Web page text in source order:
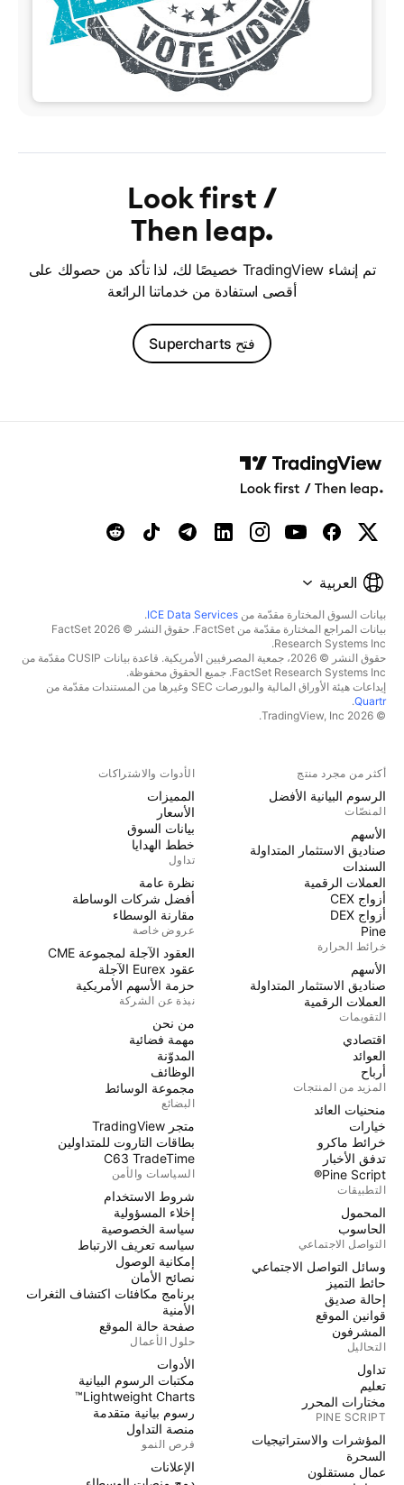
Look first
Then leap
تم إنشاء TradingView خصيصًا لك، لذا تأكد من حصولك على
أقصى استفادة من خدماتنا الرائعة
فتح Supercharts
العربية
بيانات السوق المختارة مقدّمة من ICE Data Services
.
بيانات المراجع المختارة مقدّمة من FactSet. حقوق النشر © 2026 FactSet
Research Systems Inc.
حقوق النشر © 2026، جمعية المصرفيين الأمريكية. قاعدة بيانات CUSIP مقدّمة من
FactSet Research Systems Inc. جميع الحقوق محفوظة.
إيداعات هيئة الأوراق المالية والبورصات SEC وغيرها من المستندات مقدّمة من
Quartr
.
© 2026 TradingView, Inc.
أكثر من مجرد منتج
الرسوم البيانية الأفضل
المنصّات
الأسهم
صناديق الاستثمار المتداولة
السندات
العملات الرقمية
أزواج CEX
أزواج DEX
Pine
خرائط الحرارة
الأسهم
صناديق الاستثمار المتداولة
العملات الرقمية
التقويمات
اقتصادي
العوائد
أرباح
المزيد من المنتجات
منحنيات العائد
خيارات
خرائط ماكرو
تدفق الأخبار
Pine Script®
التطبيقات
المحمول
الحاسوب
التواصل الاجتماعي
وسائل التواصل الاجتماعي
حائط التميز
إحالة صديق
قوانين الموقع
المشرفون
التحاليل
تداول
تعليم
مختارات المحرر
PINE SCRIPT
المؤشرات والاستراتيجيات
السحرة
عمال مستقلون
الأدوات والاشتراكات
المميزات
الأسعار
بيانات السوق
خطط الهدايا
تداول
نظرة عامة
أفضل شركات الوساطة
مقارنة الوسطاء
عروض خاصة
العقود الآجلة لمجموعة CME
عقود Eurex الآجلة
حزمة الأسهم الأمريكية
نبذة عن الشركة
من نحن
مهمة فضائية
المدوّنة
الوظائف
مجموعة الوسائط
البضائع
متجر TradingView
بطاقات التاروت للمتداولين
C63 TradeTime
السياسات والأمن
شروط الاستخدام
إخلاء المسؤولية
سياسة الخصوصية
سياسه تعريف الارتباط
إمكانية الوصول
نصائح الأمان
برنامج مكافئات اكتشاف الثغرات
الأمنية
صفحة حالة الموقع
حلول الأعمال
الأدوات
مكتبات الرسوم البيانية
Lightweight Charts™
رسوم بيانية متقدمة
منصة التداول
فرص النمو
الإعلانات